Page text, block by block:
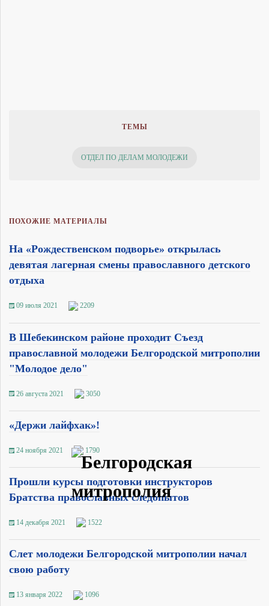
ТЕМЫ
ОТДЕЛ ПО ДЕЛАМ МОЛОДЕЖИ
ПОХОЖИЕ МАТЕРИАЛЫ
На «Рождественском подворье» открылась
девятая лагерная смены православного детского
отдыха
09 июля 2021 2209
В Шебекинском районе проходит Съезд
православной молодежи Белгородской митрополии
"Молодое дело"
26 августа 2021 3050
«Держи лайфхак»!
24 ноября 2021 1790
Прошли курсы подготовки инструкторов
Братства православных следопытов
14 декабря 2021 1522
Слет молодежи Белгородской митрополии начал
свою работу
13 января 2022 1096